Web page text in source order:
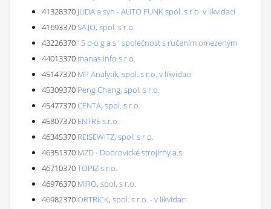
41328370 JUDA a syn - AUTO FUNK spol. s r.o. v likvidaci
41693370SAJO, spol. s r.o.
43226370' S p o g a s ' společnost s ručením omezeným
44013370 manas.info s.r.o.
45147370 MP Analytik, spol. s r.o. v likvidaci
45309370 Peng Cheng, spol. s r.o.
45477370CENTA, spol. s r.o.
45807370 ENTRE s.r.o.
46345370 REISEWITZ, spol. s r.o.
46351370 MZD - Dobrovické strojírny a.s.
46710370TOPIZ s.r.o.
46976370 MIRO, spol. s r.o.
46982370ORTRICK, spol. s r.o. - v likvidaci